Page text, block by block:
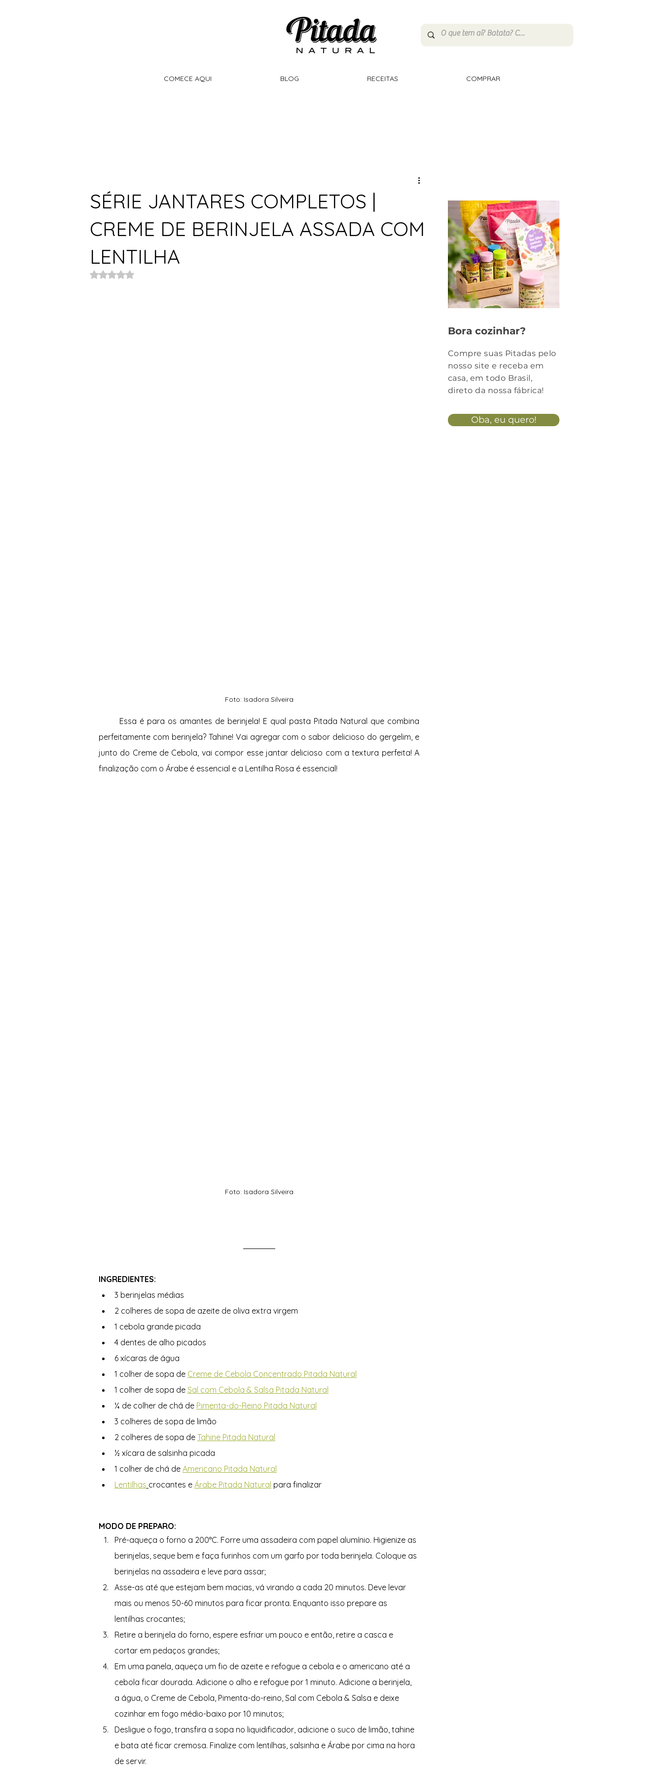
COMECE AQUI BLOG RECEITAS COMPRAR
SÉRIE JANTARES COMPLETOS |
CREME DE BERINJELA ASSADA COM
LENTILHA
Avaliado com NaN de 5 estrelas.
Foto: Isadora Silveira
perfeitamente com berinjela? Tahine! Vai agregar com o sabor delicioso do gergelim, e
junto do Creme de Cebola, vai compor esse jantar delicioso com a textura perfeita! A
finalização com o Árabe é essencial e a Lentilha Rosa é essencial!
Foto: Isadora Silveira
INGREDIENTES:
3 berinjelas médias
2 colheres de sopa de azeite de oliva extra virgem
1 cebola grande picada
4 dentes de alho picados
6 xícaras de água
1 colher de sopa de Creme de Cebola Concentrado Pitada Natural
1 colher de sopa de Sal com Cebola & Salsa Pitada Natural
¼ de colher de chá de Pimenta-do-Reino Pitada Natural
3 colheres de sopa de limão
2 colheres de sopa de Tahine Pitada Natural
½ xícara de salsinha picada
1 colher de chá de Americano Pitada Natural
Lentilhas crocantes e Árabe Pitada Natural para finalizar
MODO DE PREPARO:
Pré-aqueça o forno a 200°C. Forre uma assadeira com papel alumínio. Higienize as
berinjelas, seque bem e faça furinhos com um garfo por toda berinjela. Coloque as
berinjelas na assadeira e leve para assar;
Asse-as até que estejam bem macias, vá virando a cada 20 minutos. Deve levar
mais ou menos 50-60 minutos para ficar pronta. Enquanto isso prepare as
lentilhas crocantes;
Retire a berinjela do forno, espere esfriar um pouco e então, retire a casca e
cortar em pedaços grandes;
Em uma panela, aqueça um fio de azeite e refogue a cebola e o americano até a
cebola ficar dourada. Adicione o alho e refogue por 1 minuto. Adicione a berinjela,
a água, o Creme de Cebola, Pimenta-do-reino, Sal com Cebola & Salsa e deixe
cozinhar em fogo médio-baixo por 10 minutos;
Desligue o fogo, transfira a sopa no liquidificador, adicione o suco de limão, tahine
e bata até ficar cremosa. Finalize com lentilhas, salsinha e Árabe por cima na hora
de servir.
Bora cozinhar?
Compre suas Pitadas pelo
nosso site e receba em
casa, em todo Brasil,
direto da nossa fábrica!
Oba, eu quero!